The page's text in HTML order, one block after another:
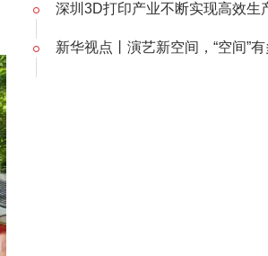
深圳3D打印产业不断实现高效生
新华视点丨演艺新空间，“空间”